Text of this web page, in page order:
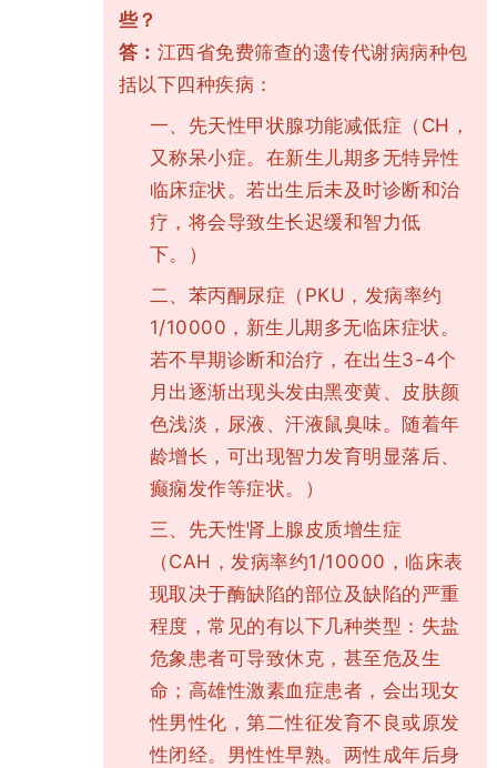
些？
答： 江西省免费筛查的遗传代谢病病种包
括以下四种疾病：
一、 先天性甲状腺功能减低症（CH，
又称呆小症。在新生儿期多无特异性
临床症状。若出生后未及时诊断和治
疗，将会导致生长迟缓和智力低
下。）
二、 苯丙酮尿症（PKU，发病率约
1/10000，新生儿期多无临床症状。
若不早期诊断和治疗，在出生3-4个
月出逐渐出现头发由黑变黄、皮肤颜
色浅淡，尿液、汗液鼠臭味。随着年
龄增长，可出现智力发育明显落后、
癫痫发作等症状。）
三、 先天性肾上腺皮质增生症
（CAH，发病率约1/10000，临床表
现取决于酶缺陷的部位及缺陷的严重
程度，常见的有以下几种类型：失盐
危象患者可导致休克，甚至危及生
命；高雄性激素血症患者，会出现女
性男性化，第二性征发育不良或原发
性闭经。男性性早熟。两性成年后身